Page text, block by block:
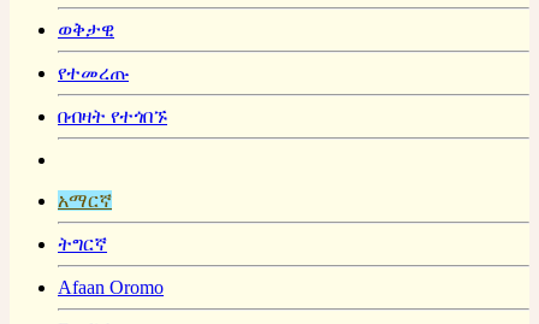
ወቅታዊ
የተመረጡ
በብዛት የተጎበኙ
አማርኛ
ትግርኛ
Afaan Oromo